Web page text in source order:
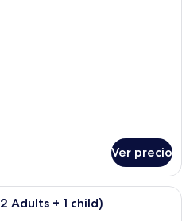
Ver precio
Un balcón con una mesa redonda y
Adults + 1 child)